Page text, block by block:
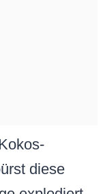
diese